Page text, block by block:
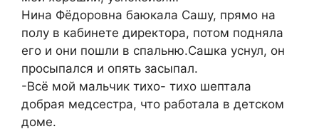
Нина Фёдоровна баюкала Сашу, прямо на
полу в кабинете директора, потом подняла
его и они пошли в спальню.Сашка уснул, он
просыпался и опять засыпал.
-Всё мой мальчик тихо- тихо шептала
добрая медсестра, что работала в детском
доме.